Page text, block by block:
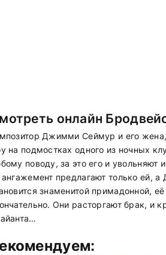
онлайн
Джимми Сеймур и его
на подмостках одного из ночных
поводу, за это его и увольняют
ангажемент предлагают только ей,
знаменитой примадонной,
Они расторгают брак, и